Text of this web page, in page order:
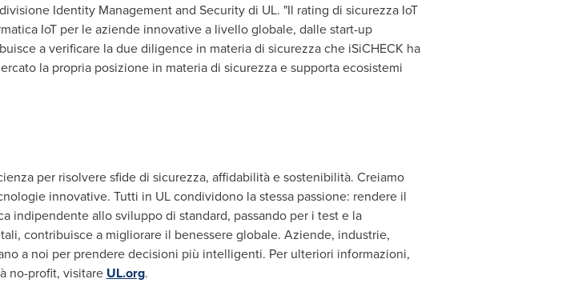
Identity Management and Security di UL. "Il rating di sicurezza IoT
IoT per le aziende innovative a livello globale, dalle start-up
a verificare la due diligence in materia di sicurezza che iSiCHECK ha
la propria posizione in materia di sicurezza e supporta ecosistemi
per risolvere sfide di sicurezza, affidabilità e sostenibilità. Creiamo
innovative. Tutti in UL condividono la stessa passione: rendere il
indipendente allo sviluppo di standard, passando per i test e la
contribuisce a migliorare il benessere globale. Aziende, industrie,
a noi per prendere decisioni più intelligenti. Per ulteriori informazioni,
no-profit, visitare UL.org.